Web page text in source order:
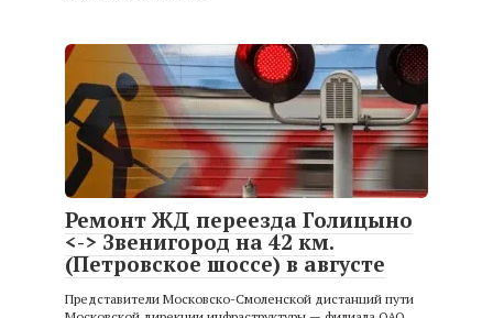
Ремонт ЖД переезда Голицыно
<-> Звенигород на 42 км.
(Петровское шоссе) в августе
Представители Московско-Смоленской дистанций пути